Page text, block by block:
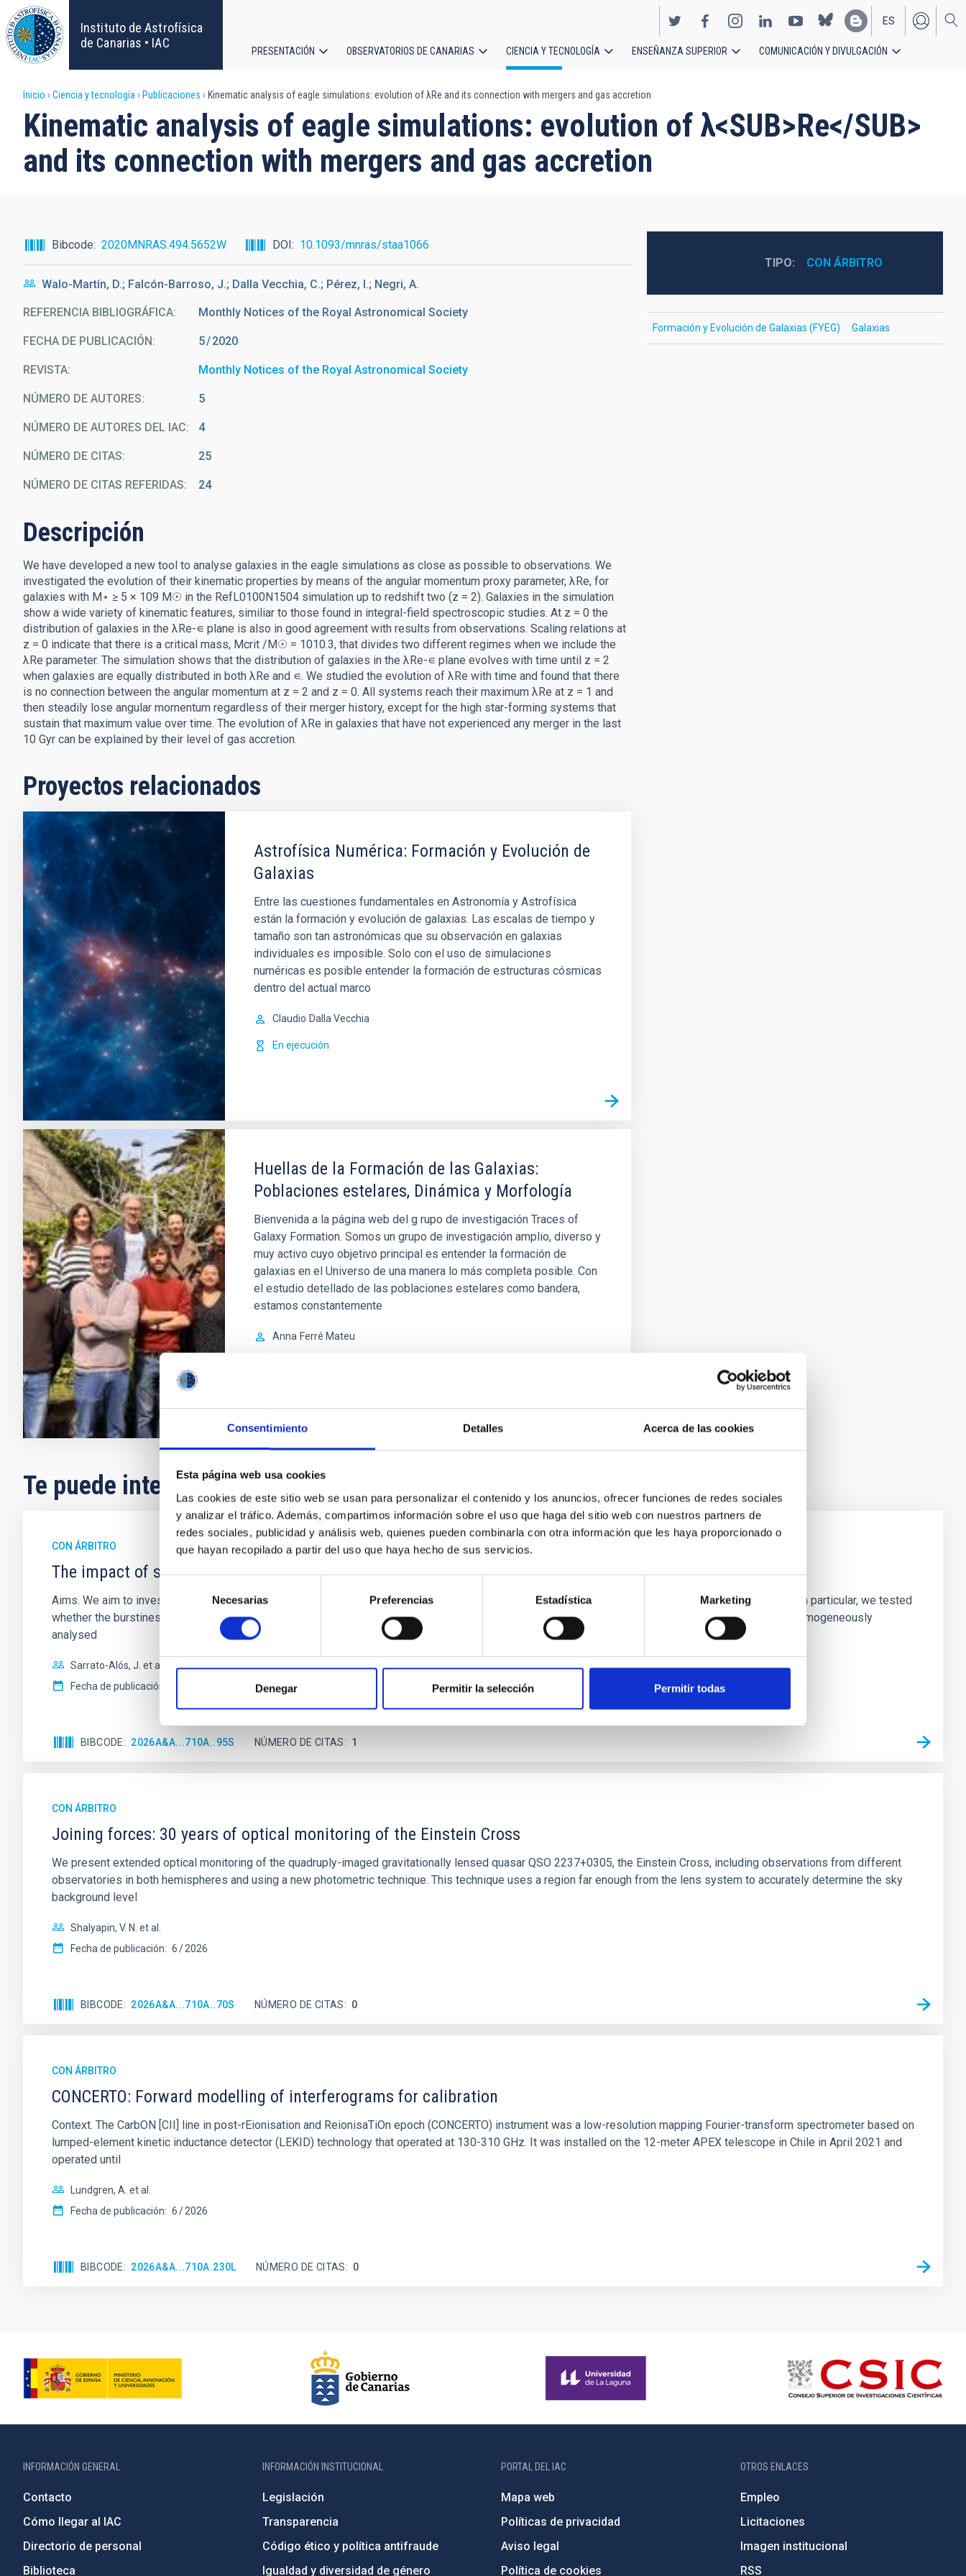
Consentimiento Detalles Acerca de las cookies
Esta página web usa cookies
Las cookies de este sitio web se usan para personalizar el contenido y los anuncios, ofrecer funciones de redes sociales
y analizar el tráfico. Además, compartimos información sobre el uso que haga del sitio web con nuestros partners de
redes sociales, publicidad y análisis web, quienes pueden combinarla con otra información que les haya proporcionado o
que hayan recopilado a partir del uso que haya hecho de sus servicios.
de
consentimiento
Necesarias Preferencias Estadística Marketing
Denegar Permitir la selección Permitir todas
Pasar
al
contenido
principal
Instituto de Astrofísica
de Canarias • IAC
EN
ES
principal
PRESENTACIÓN OBSERVATORIOS DE CANARIAS CIENCIA Y TECNOLOGÍA ENSEÑANZA SUPERIOR COMUNICACIÓN Y DIVULGACIÓN
Sobrescribir
enlaces
de
a
la
navegación
Inicio Ciencia y tecnología Publicaciones Kinematic analysis of eagle simulations: evolution of λRe and its connection with mergers and gas accretion
Kinematic analysis of eagle simulations: evolution of λ<SUB>Re</SUB>
and its connection with mergers and gas accretion
Bibcode 2020MNRAS.494.5652W DOI 10.1093/mnras/staa1066
Walo-Martín, D.; Falcón-Barroso, J.; Dalla Vecchia, C.; Pérez, I.; Negri, A.
REFERENCIA BIBLIOGRÁFICA Monthly Notices of the Royal Astronomical Society
FECHA DE PUBLICACIÓN: 5 2020
REVISTA Monthly Notices of the Royal Astronomical Society
NÚMERO DE AUTORES 5
NÚMERO DE AUTORES DEL IAC 4
NÚMERO DE CITAS 25
NÚMERO DE CITAS REFERIDAS 24
Descripción
We have developed a new tool to analyse galaxies in the eagle simulations as close as possible to observations. We
investigated the evolution of their kinematic properties by means of the angular momentum proxy parameter, λRe, for
galaxies with M⋆ ≥ 5 × 109 M☉ in the RefL0100N1504 simulation up to redshift two (z = 2). Galaxies in the simulation
show a wide variety of kinematic features, similiar to those found in integral-field spectroscopic studies. At z = 0 the
distribution of galaxies in the λRe-∊ plane is also in good agreement with results from observations. Scaling relations at
z = 0 indicate that there is a critical mass, Mcrit /M☉ = 1010.3, that divides two different regimes when we include the
λRe parameter. The simulation shows that the distribution of galaxies in the λRe-∊ plane evolves with time until z = 2
when galaxies are equally distributed in both λRe and ∊. We studied the evolution of λRe with time and found that there
is no connection between the angular momentum at z = 2 and z = 0. All systems reach their maximum λRe at z = 1 and
then steadily lose angular momentum regardless of their merger history, except for the high star-forming systems that
sustain that maximum value over time. The evolution of λRe in galaxies that have not experienced any merger in the last
10 Gyr can be explained by their level of gas accretion.
Proyectos relacionados
Astrofísica Numérica: Formación y Evolución de
Galaxias
Entre las cuestiones fundamentales en Astronomía y Astrofísica
están la formación y evolución de galaxias. Las escalas de tiempo y
tamaño son tan astronómicas que su observación en galaxias
individuales es imposible. Solo con el uso de simulaciones
numéricas es posible entender la formación de estructuras cósmicas
dentro del actual marco
Claudio Dalla Vecchia
En ejecución
Huellas de la Formación de las Galaxias:
Poblaciones estelares, Dinámica y Morfología
Bienvenida a la página web del g rupo de investigación Traces of
Galaxy Formation. Somos un grupo de investigación amplio, diverso y
muy activo cuyo objetivo principal es entender la formación de
galaxias en el Universo de una manera lo más completa posible. Con
el estudio detellado de las poblaciones estelares como bandera,
estamos constantemente
Anna Ferré Mateu
TIPO CON ÁRBITRO
Formación y Evolución de Galaxias (FYEG) Galaxias
Te puede interesar
CON ÁRBITRO
The impact of star formation histories on the inner dark matter density slopes of galaxies
Aims. We aim to investigate the connection between star formation histories (SFHs) and the inner dark matter density profiles of simulated galaxies. In particular, we tested
whether the burstiness and temporal distribution of star formation influence the formation of cored versus cuspy dark matter profiles. Methods. We homogeneously
analysed
Sarrato-Alós, J. et al.
Fecha de publicación:
BIBCODE 2026A&A...710A..95S NÚMERO DE CITAS 1
CON ÁRBITRO
Joining forces: 30 years of optical monitoring of the Einstein Cross
We present extended optical monitoring of the quadruply-imaged gravitationally lensed quasar QSO 2237+0305, the Einstein Cross, including observations from different
observatories in both hemispheres and using a new photometric technique. This technique uses a region far enough from the lens system to accurately determine the sky
background level
Shalyapin, V. N. et al.
Fecha de publicación: 6 2026
BIBCODE 2026A&A...710A..70S NÚMERO DE CITAS 0
CON ÁRBITRO
CONCERTO: Forward modelling of interferograms for calibration
Context. The CarbON [CII] line in post-rEionisation and ReionisaTiOn epoch (CONCERTO) instrument was a low-resolution mapping Fourier-transform spectrometer based on
lumped-element kinetic inductance detector (LEKID) technology that operated at 130-310 GHz. It was installed on the 12-meter APEX telescope in Chile in April 2021 and
operated until
Lundgren, A. et al.
Fecha de publicación: 6 2026
BIBCODE 2026A&A...710A.230L NÚMERO DE CITAS 0
INFORMACIÓN GENERAL
Contacto
Cómo llegar al IAC
Directorio de personal
Biblioteca
INFORMACIÓN INSTITUCIONAL
Legislación
Transparencia
Código ético y política antifraude
Igualdad y diversidad de género
PORTAL DEL IAC
Mapa web
Políticas de privacidad
Aviso legal
Política de cookies
OTROS ENLACES
Empleo
Licitaciones
Imagen institucional
RSS